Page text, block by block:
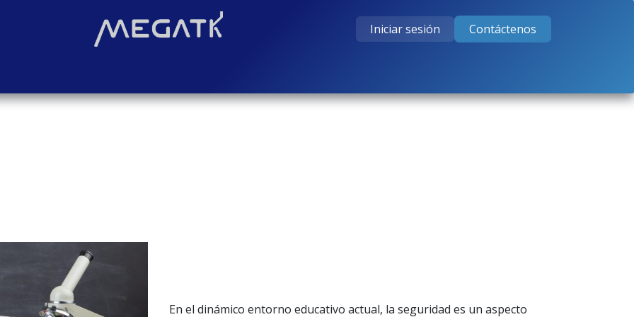
Iniciar sesión Contáctenos
En el dinámico entorno educativo actual, la seguridad es un aspecto